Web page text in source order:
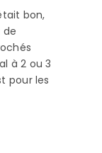
bon,
de
à 2 ou 3
pour les